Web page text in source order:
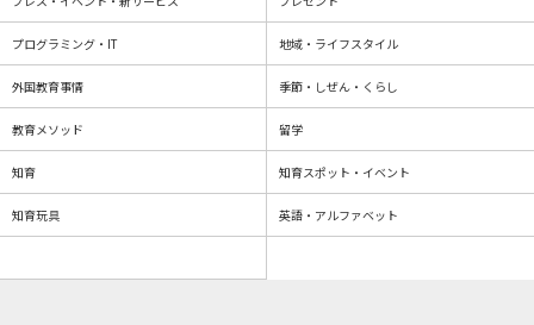
プログラミング・IT 地域・ライフスタイル
外国教育事情 季節・しぜん・くらし
教育メソッド 留学
知育 知育スポット・イベント
知育玩具 英語・アルファベット